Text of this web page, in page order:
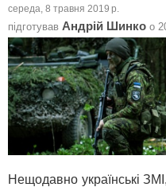
середа, 8 травня 2019 р.
підготував Андрій Шинко о
Нещодавно українські